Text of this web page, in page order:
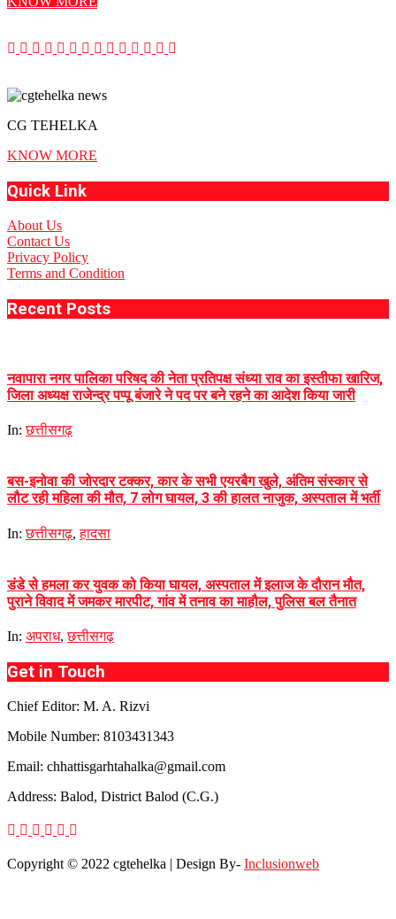
CG TEHELKA
KNOW MORE
Quick Link
About Us
Contact Us
Privacy Policy
Terms and Condition
Recent Posts
नवापारा नगर पालिका परिषद की नेता प्रतिपक्ष संध्या राव का इस्तीफा खारिज,
जिला अध्यक्ष राजेन्द्र पप्पू बंजारे ने पद पर बने रहने का आदेश किया जारी
In: छत्तीसगढ़
बस-इनोवा की जोरदार टक्कर, कार के सभी एयरबैग खुले, अंतिम संस्कार से
लौट रही महिला की मौत, 7 लोग घायल, 3 की हालत नाजुक, अस्पताल में भर्ती
In: छत्तीसगढ़,हादसा
डंडे से हमला कर युवक को किया घायल, अस्पताल में इलाज के दौरान मौत,
पुराने विवाद में जमकर मारपीट, गांव में तनाव का माहौल, पुलिस बल तैनात
In: अपराध,छत्तीसगढ़
Get in Touch
Chief Editor: M. A. Rizvi
Mobile Number: 8103431343
Email: chhattisgarhtahalka@gmail.com
Address: Balod, District Balod (C.G.)
Copyright © 2022 cgtehelka | Design By- Inclusionweb